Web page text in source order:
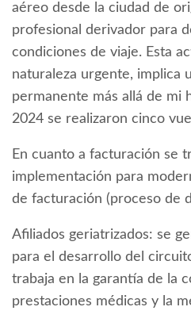
aéreo desde la ciudad de
profesional derivador para
condiciones de viaje. Esta
naturaleza urgente, implica
permanente más allá de mi
2024 se realizaron cinco
En cuanto a facturación se
implementación para
de facturación (proceso de
Afiliados geriatrizados: se
para el desarrollo del
trabaja en la garantía de la
prestaciones médicas y la